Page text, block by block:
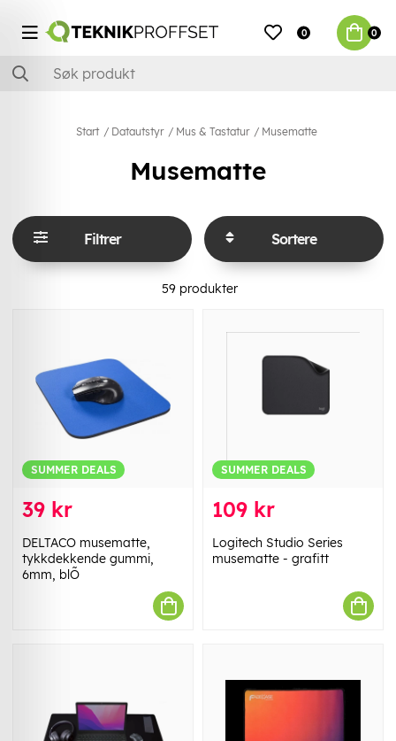
0 0
Start Datautstyr Mus & Tastatur Musematte
Musematte
Filtrer Sortere
59 produkter
SUMMER DEALS
39 kr
DELTACO musematte,
tykkdekkende gummi,
6mm, blÕ
SUMMER DEALS
109 kr
Logitech Studio Series
musematte - grafitt